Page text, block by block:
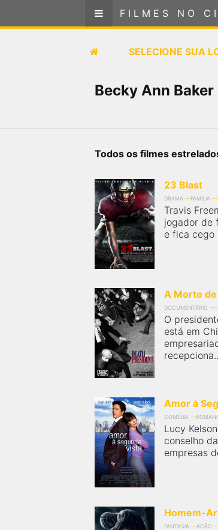
FILMES NO
SELECIONE SUA
Becky Ann Baker
Todos os filmes
23 Blast
DRAMA FAMÍLIA
Travis
jogador de
e fica cego
A Morte de
DOCUMENTÁRIO
O
está em
Amor à
COMÉDIA
Lucy
conselho
empresas
Homem-
FANTASIA AÇÃO
FILMES NO CINEMA
SELECIONE SUA LOCALIZAÇÃO
PÁGINA INICIAL
é o maior localizador de
filmes e sessões de cinema no Brasil. Através dele,
você pode encontrar os filmes no cinema mais
próximos a você ou a qualquer cidade em território
sobre cinemas, horários, assistir aos trailers e muito